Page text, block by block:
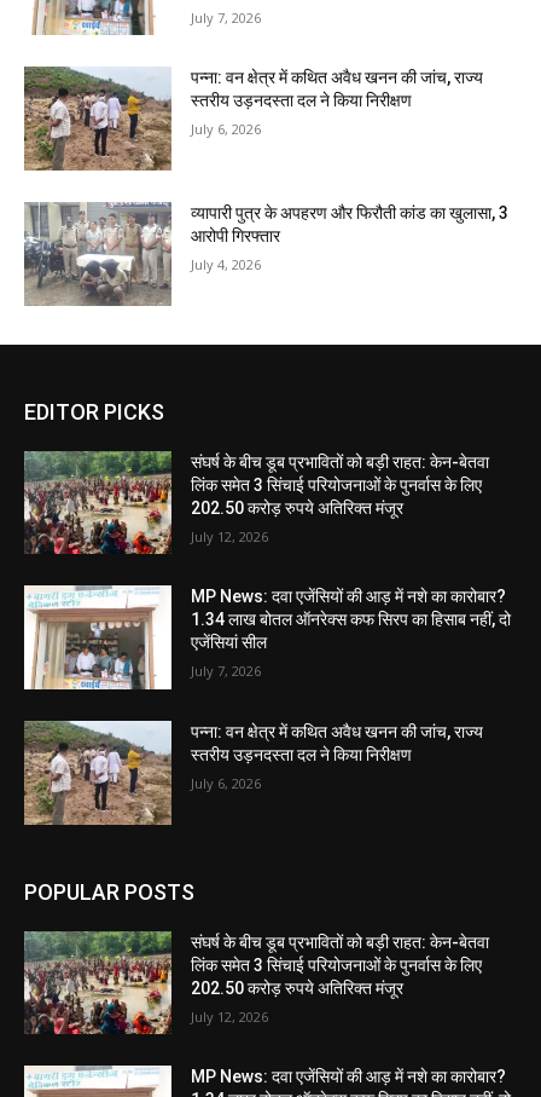
July 7, 2026
पन्ना: वन क्षेत्र में कथित अवैध खनन की जांच, राज्य
स्तरीय उड़नदस्ता दल ने किया निरीक्षण
July 6, 2026
व्यापारी पुत्र के अपहरण और फिरौती कांड का खुलासा, 3
आरोपी गिरफ्तार
July 4, 2026
EDITOR PICKS
संघर्ष के बीच डूब प्रभावितों को बड़ी राहत: केन-बेतवा
लिंक समेत 3 सिंचाई परियोजनाओं के पुनर्वास के लिए
202.50 करोड़ रुपये अतिरिक्त मंजूर
July 12, 2026
MP News: दवा एजेंसियों की आड़ में नशे का कारोबार?
1.34 लाख बोतल ऑनरेक्स कफ सिरप का हिसाब नहीं, दो
एजेंसियां सील
July 7, 2026
पन्ना: वन क्षेत्र में कथित अवैध खनन की जांच, राज्य
स्तरीय उड़नदस्ता दल ने किया निरीक्षण
July 6, 2026
POPULAR POSTS
संघर्ष के बीच डूब प्रभावितों को बड़ी राहत: केन-बेतवा
लिंक समेत 3 सिंचाई परियोजनाओं के पुनर्वास के लिए
202.50 करोड़ रुपये अतिरिक्त मंजूर
July 12, 2026
MP News: दवा एजेंसियों की आड़ में नशे का कारोबार?